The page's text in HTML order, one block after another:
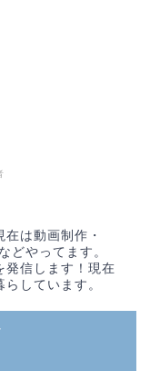
は動画制作・
どやってます。
発信します！現在
しています。